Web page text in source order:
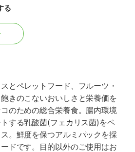
る
とペレットフード、フルーツ・
きのこないおいしさと栄養価を
のための総合栄養食。腸内環境
する乳酸菌(フェカリス菌)をペ
。鮮度を保つアルミパックを採
ドです。目的以外のご使用はお